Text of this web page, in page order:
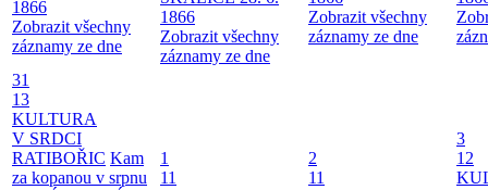
1866
Zobrazit všechny
záznamy ze dne
1866
Zobrazit všechny
záznamy ze dne
Zobrazit všechny
záznamy ze dne
31
13
KULTURA
V SRDCI
RATIBOŘIC Kam
za kopanou v srpnu
1
11
2
11
3
12